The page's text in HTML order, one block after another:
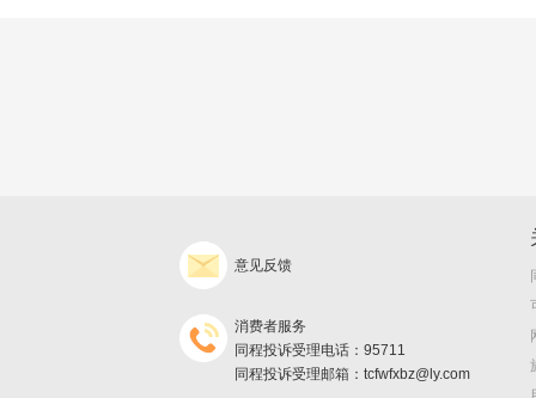
意见反馈
消费者服务
同程投诉受理电话：95711
同程投诉受理邮箱：tcfwfxbz@ly.com